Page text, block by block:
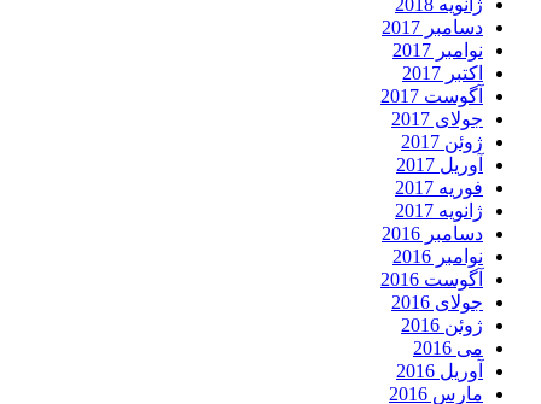
دسامبر 2017
نوامبر 2017
اکتبر 2017
آگوست 2017
جولای 2017
ژوئن 2017
آوریل 2017
فوریه 2017
ژانویه 2017
دسامبر 2016
نوامبر 2016
آگوست 2016
جولای 2016
ژوئن 2016
می 2016
آوریل 2016
مارس 2016